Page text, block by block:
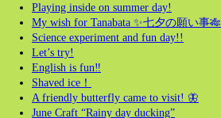
Playing inside on summer day!
My wish for Tanabata ✨七夕の願い事🎋
Science experiment and fun day!!
Let’s try!
English is fun‼️
Shaved ice！
A friendly butterfly came to visit! 🦋
June Craft “Rainy day ducking”